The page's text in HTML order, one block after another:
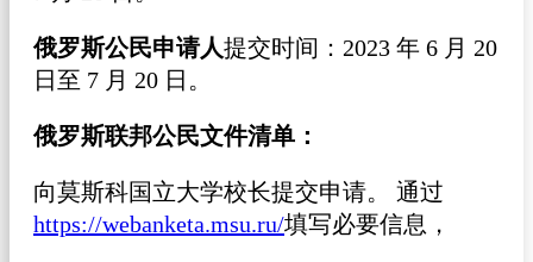
俄罗斯公民申请人提交时间：2023 年 6 月 20
日至 7 月 20 日。
俄罗斯联邦公民文件清单：
向莫斯科国立大学校长提交申请。 通过
https://webanketa.msu.ru/填写必要信息，